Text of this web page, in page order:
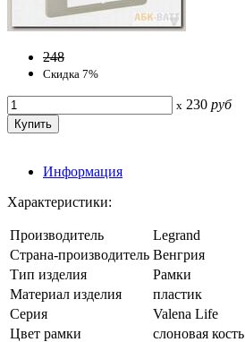
248
Скидка 7%
x 230 руб
Информация
Характеристики:
Производитель
Legrand
Страна-производитель Венгрия
Тип изделия
Рамки
Материал изделия
пластик
Серия
Valena Life
Цвет рамки
слоновая кость